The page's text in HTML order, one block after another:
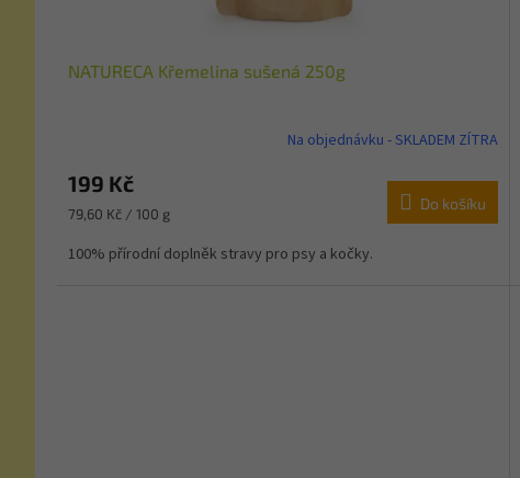
NATURECA Křemelina sušená 250g
Na objednávku - SKLADEM ZÍTRA
199 Kč
Měrná
79,60 Kč / 100 g
Do košíku
100% přírodní doplněk stravy pro psy a kočky.